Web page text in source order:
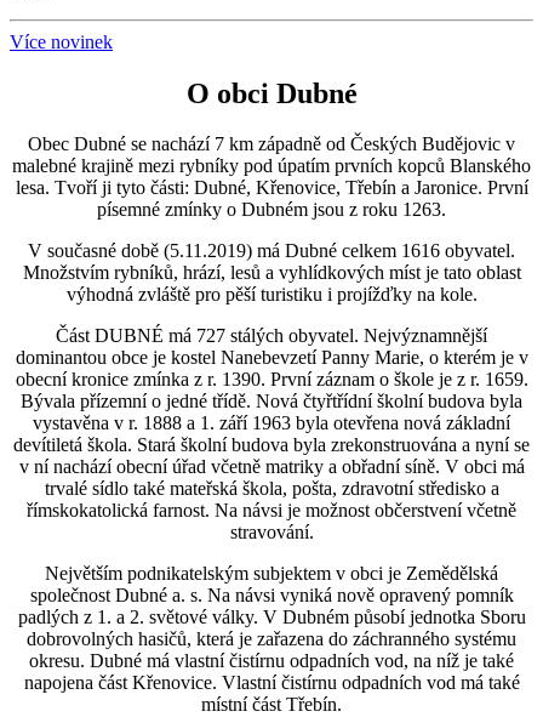
Více novinek
O obci Dubné
Obec Dubné se nachází 7 km západně od Českých Budějovic v
malebné krajině mezi rybníky pod úpatím prvních kopců Blanského
lesa. Tvoří ji tyto části: Dubné, Křenovice, Třebín a Jaronice. První
písemné zmínky o Dubném jsou z roku 1263.
V současné době (5.11.2019) má Dubné celkem 1616 obyvatel.
Množstvím rybníků, hrází, lesů a vyhlídkových míst je tato oblast
výhodná zvláště pro pěší turistiku i projížďky na kole.
Část DUBNÉ má 727 stálých obyvatel. Nejvýznamnější
dominantou obce je kostel Nanebevzetí Panny Marie, o kterém je v
obecní kronice zmínka z r. 1390. První záznam o škole je z r. 1659.
Bývala přízemní o jedné třídě. Nová čtyřtřídní školní budova byla
vystavěna v r. 1888 a 1. září 1963 byla otevřena nová základní
devítiletá škola. Stará školní budova byla zrekonstruována a nyní se
v ní nachází obecní úřad včetně matriky a obřadní síně. V obci má
trvalé sídlo také mateřská škola, pošta, zdravotní středisko a
římskokatolická farnost. Na návsi je možnost občerstvení včetně
stravování.
Největším podnikatelským subjektem v obci je Zemědělská
společnost Dubné a. s. Na návsi vyniká nově opravený pomník
padlých z 1. a 2. světové války. V Dubném působí jednotka Sboru
dobrovolných hasičů, která je zařazena do záchranného systému
okresu. Dubné má vlastní čistírnu odpadních vod, na níž je také
napojena část Křenovice. Vlastní čistírnu odpadních vod má také
místní část Třebín.